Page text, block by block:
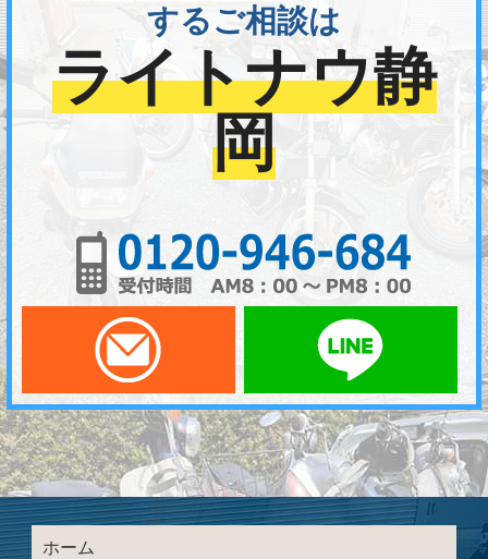
するご相談は
ライトナウ静
岡
メールでお問い合わせ
ホーム